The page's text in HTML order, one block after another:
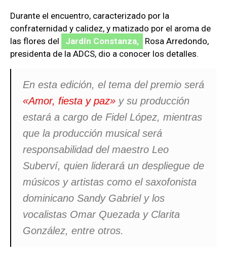
Durante el encuentro, caracterizado por la
confraternidad y calidez, y matizado por el aroma de
las flores del
Jardín Constanza,
Rosa Arredondo,
presidenta de la ADCS, dio a conocer los detalles.
En esta edición, el tema del premio será
«Amor, fiesta y paz» y su producción
estará a cargo de Fidel López, mientras
que la producción musical será
responsabilidad del maestro Leo
Suberví, quien liderará un despliegue de
músicos y artistas como el saxofonista
dominicano Sandy Gabriel y los
vocalistas Omar Quezada y Clarita
González, entre otros.